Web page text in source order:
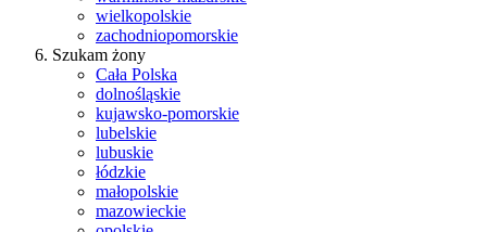
wielkopolskie
zachodniopomorskie
Szukam żony
Cała Polska
dolnośląskie
kujawsko-pomorskie
lubelskie
lubuskie
łódzkie
małopolskie
mazowieckie